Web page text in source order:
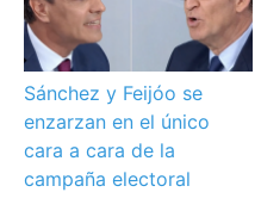
Sánchez y Feijóo se
enzarzan en el único
cara a cara de la
campaña electoral